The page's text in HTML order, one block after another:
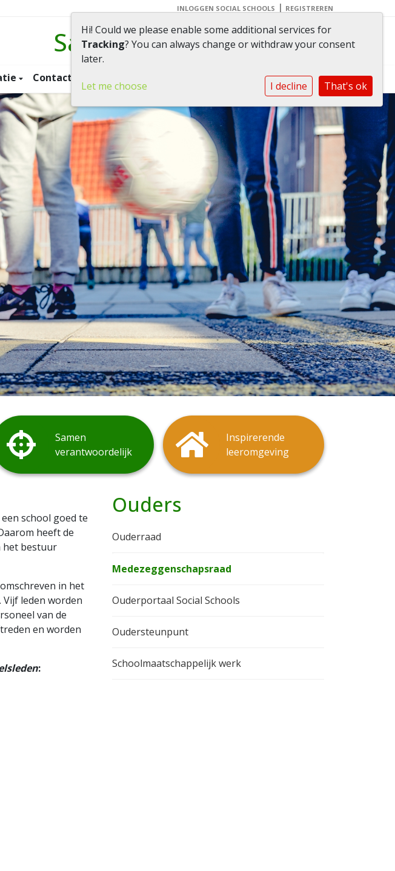
INLOGGEN SOCIAL SCHOOLS | REGISTREREN
Samen zorg voor elkaar
Contact AVG
Samen
verantwoordelijk
Inspirerende
leeromgeving
school goed te
heeft de
het bestuur
in het
leden worden
van de
en worden
:
Ouders
Ouderraad
Medezeggenschapsraad
Ouderportaal Social Schools
Oudersteunpunt
Schoolmaatschappelijk werk
Hi! Could we please enable some additional services for
Tracking? You can always change or withdraw your consent
later.
Let me choose I decline That's ok